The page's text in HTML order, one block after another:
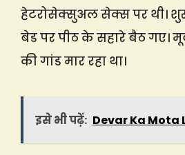
हेटरोसेक्सुअल सेक्स पर थी। शुरू
बेड पर पीठ के सहारे बैठ गए।
की गांड मार रहा था।
इसे भी पढ़ें: Devar Ka Mota